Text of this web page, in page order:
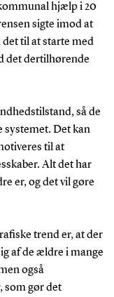
hjælp i 20
sigte imod at
til at starte med
det dertilhørende
så de
systemet. Det kan
til at
Alt det har
er, og det vil gøre
trend er, at der
af de ældre i mange
også
som gør det